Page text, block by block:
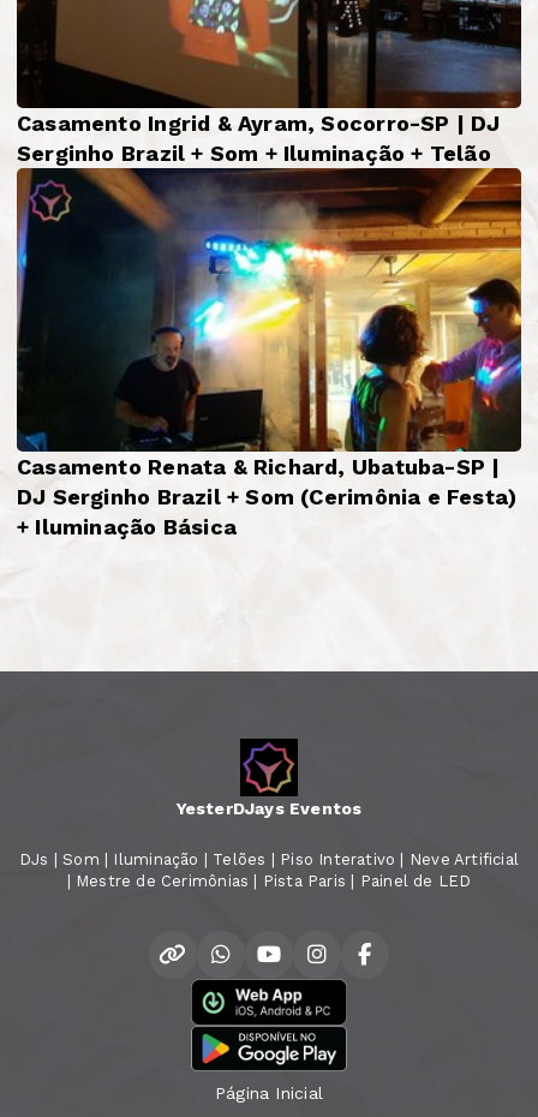
Casamento Ingrid & Ayram, Socorro-SP | DJ
Serginho Brazil + Som + Iluminação + Telão
Casamento Renata & Richard, Ubatuba-SP |
DJ Serginho Brazil + Som (Cerimônia e Festa)
+ Iluminação Básica
YesterDJays Eventos
DJs | Som | Iluminação | Telões | Piso Interativo | Neve Artificial
| Mestre de Cerimônias | Pista Paris | Painel de LED
Página Inicial